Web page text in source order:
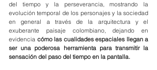
del tiempo y la perseverancia, mostrando la
evolución temporal de los personajes y la sociedad
en general a través de la arquitectura y el
exuberante paisaje colombiano, dejando en
evidencia cómo las cualidades espaciales llegan a
ser una poderosa herramienta para transmitir la
sensación del paso del tiempo en la pantalla.